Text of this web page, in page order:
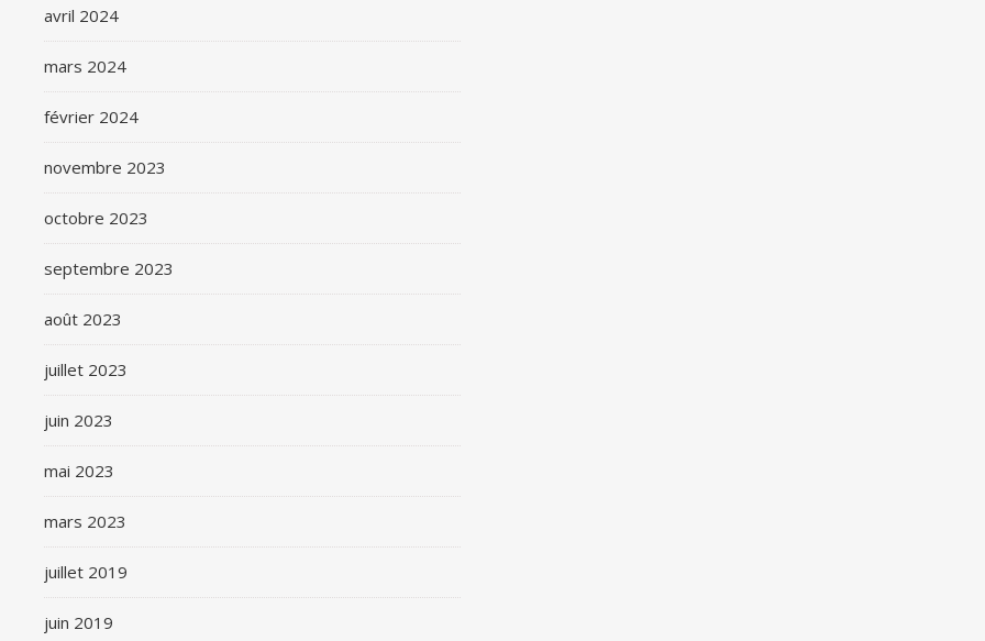
avril 2024
mars 2024
février 2024
novembre 2023
octobre 2023
septembre 2023
août 2023
juillet 2023
juin 2023
mai 2023
mars 2023
juillet 2019
juin 2019